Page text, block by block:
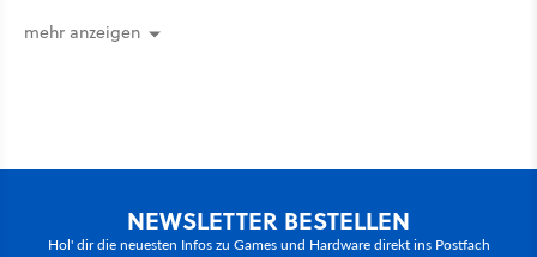
mehr anzeigen
NEWSLETTER BESTELLEN
Hol' dir die neuesten Infos zu Games und Hardware direkt ins Postfach